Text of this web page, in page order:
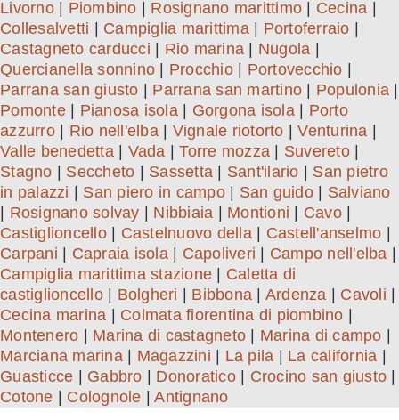
Livorno| Piombino Rosignano marittimo Cecina
Collesalvetti
Campiglia marittima| Portoferraio
Castagneto carducci
Rio marina Nugola
Quercianella sonnino
Procchio| Portovecchio
Parrana san giusto
Parrana san martino Populonia
Pomonte| Pianosa isola| Gorgona isola| Porto
azzurro| Rio nell'elba| Vignale riotorto |Venturina
Valle benedetta| Vada |Torre mozza Suvereto|
Stagno
Seccheto Sassetta Sant'ilario
San pietro
in palazzi
San piero in campo| San guido| Salviano
Rosignano solvay Nibbiaia Montioni Cavo|
Castiglioncello| Castelnuovo della| Castell'anselmo
Carpani
Capraia isola| Capoliveri Campo nell'elba
Campiglia marittima stazione
Caletta di
castiglioncello| Bolgheri Bibbona Ardenza Cavoli
Cecina marina
Colmata fiorentina di piombino
Montenero
Marina di castagneto Marina di campo
Marciana marina| Magazzini La pila La california
Guasticce
Gabbro Donoratico| Crocino san giusto
Cotone
Colognole |Antignano